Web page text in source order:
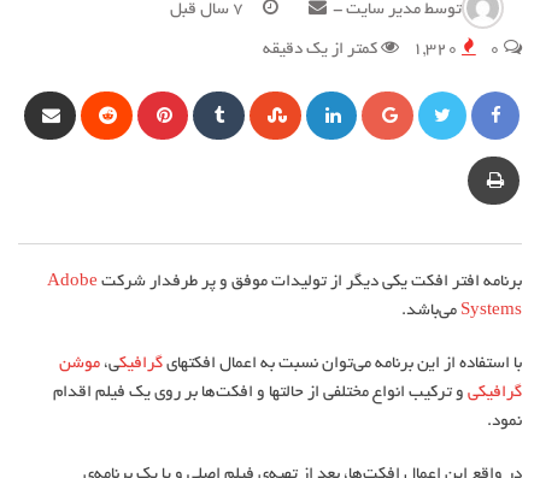
توسط مدیر سایت - 7 سال قبل
کمتر از یک دقیقه
گوگل
+
لینکداینStumbleUpon
TumblrپینترستReddit
via
Print
برنامه افتر افکت یکی دیگر از تولیدات موفق و پر طرفدار شرکت Adobe
Systems می‏‌باشد.
با استفاده از این برنامه می‏‌توان نسبت به اعمال افکت‎های گرافیکی، موشن
گرافیکی
و ترکیب انواع مختلفی از حالت‎ها و افکت‏‌ها بر روی یک فیلم اقدام
نمود.